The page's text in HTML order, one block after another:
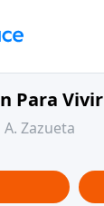
Para Vivir
Zazueta